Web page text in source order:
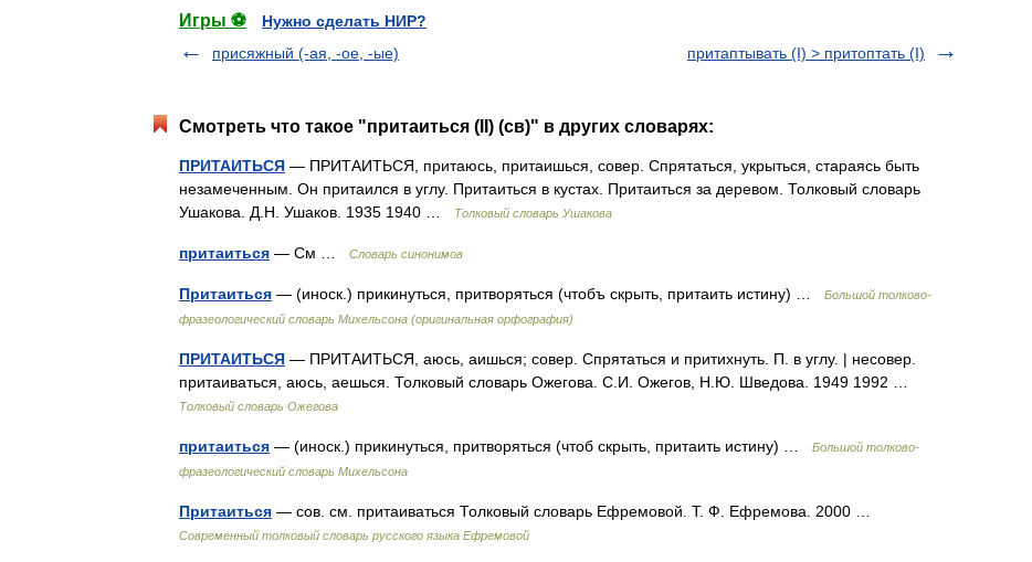
Игры ⚽
Нужно сделать НИР?
присяжный (-ая, -ое, -ые)
притаптывать (I) > притоптать (I)
Смотреть что такое "притаиться (II) (св)" в других словарях:
ПРИТАИТЬСЯ — ПРИТАИТЬСЯ, притаюсь, притаишься, совер. Спрятаться, укрыться, стараясь быть
незамеченным. Он притаился в углу. Притаиться в кустах. Притаиться за деревом. Толковый словарь
Ушакова. Д.Н. Ушаков. 1935 1940 …
Толковый словарь Ушакова
притаиться — См … Словарь синонимов
Притаиться — (иноск.) прикинуться, притворяться (чтобъ скрыть, притаить истину) …
Большой толково-
фразеологический словарь Михельсона (оригинальная орфография)
ПРИТАИТЬСЯ — ПРИТАИТЬСЯ, аюсь, аишься; совер. Спрятаться и притихнуть. П. в углу. | несовер.
притаиваться, аюсь, аешься. Толковый словарь Ожегова. С.И. Ожегов, Н.Ю. Шведова. 1949 1992 …
Толковый словарь Ожегова
притаиться — (иноск.) прикинуться, притворяться (чтоб скрыть, притаить истину) …
Большой толково-
фразеологический словарь Михельсона
Притаиться — сов. см. притаиваться Толковый словарь Ефремовой. Т. Ф. Ефремова. 2000 …
Современный толковый словарь русского языка Ефремовой